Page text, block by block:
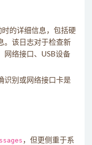
的详细信息，包括硬
。该日志对于检查新
网络接口、USB设备
识别或网络接口卡是
，但更侧重于系